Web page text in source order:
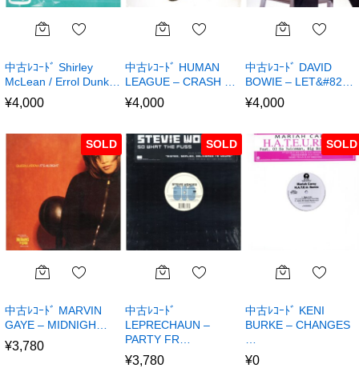
中古ﾚｺｰﾄﾞ Shirley
McLean / Errol Dunk…
¥4,000
中古ﾚｺｰﾄﾞ HUMAN
LEAGUE – CRASH …
¥4,000
中古ﾚｺｰﾄﾞ DAVID
BOWIE – LET&#82…
¥4,000
SOLD
中古ﾚｺｰﾄﾞ MARVIN
GAYE – MIDNIGH…
¥3,780
SOLD
中古ﾚｺｰﾄﾞ
LEPRECHAUN –
PARTY FR…
¥3,780
SOLD
中古ﾚｺｰﾄﾞ KENI
BURKE – CHANGES
¥0